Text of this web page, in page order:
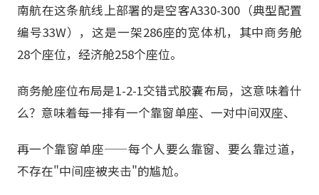
南航在这条航线上部署的是空客A330-300（典型配置
编号33W），这是一架286座的宽体机，其中商务舱
28个座位，经济舱258个座位。
商务舱座位布局是1-2-1交错式胶囊布局，这意味着什
么？意味着每一排有一个靠窗单座、一对中间双座、
再一个靠窗单座——每个人要么靠窗、要么靠过道，
不存在"中间座被夹击"的尴尬。